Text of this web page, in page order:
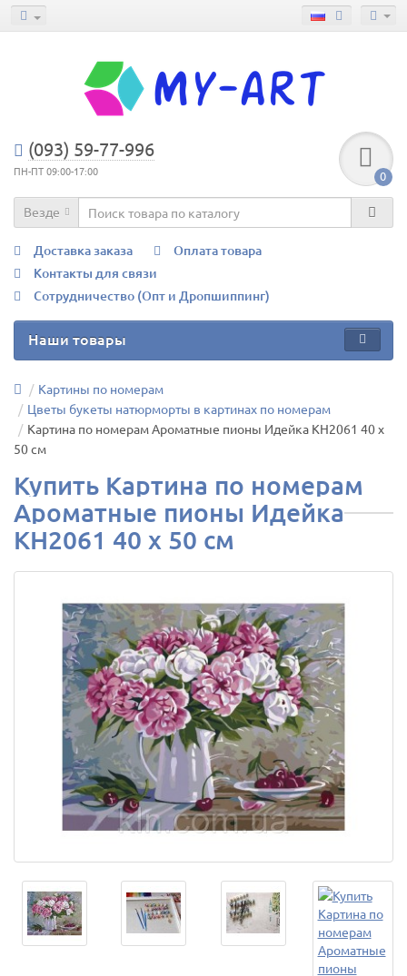
(093) 59-77-996
ПН-ПТ 09:00-17:00 0
Везде
Доставка заказа
Оплата товара
Контакты для связи
Сотрудничество (Опт и Дропшиппинг)
Наши товары
Картины по номерам
Цветы букеты натюрморты в картинах по номерам
Картина по номерам Ароматные пионы Идейка КН2061 40 х
50 см
Купить Картина по номерам
Ароматные пионы Идейка
КН2061 40 х 50 см